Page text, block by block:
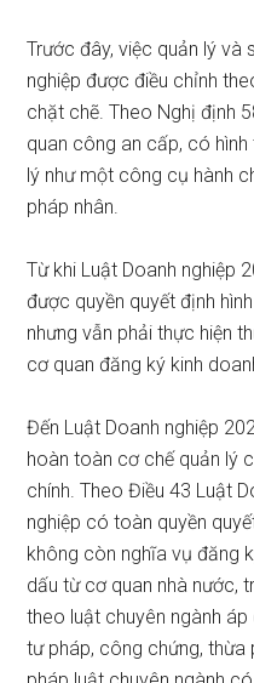
Trước đây, việc quản lý
nghiệp được điều chỉnh
chặt chẽ. Theo Nghị định
quan công an cấp, có
lý như một công cụ hành
pháp nhân.
Từ khi Luật Doanh nghiệp
được quyền quyết định
nhưng vẫn phải thực hiện
cơ quan đăng ký kinh
Đến Luật Doanh nghiệp
hoàn toàn cơ chế quản lý
chính. Theo Điều 43 Luật
nghiệp có toàn quyền
không còn nghĩa vụ đăng
dấu từ cơ quan nhà nước,
theo luật chuyên ngành
tư pháp, công chứng,